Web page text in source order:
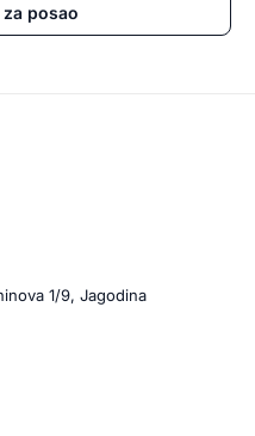
posao
1/9, Jagodina